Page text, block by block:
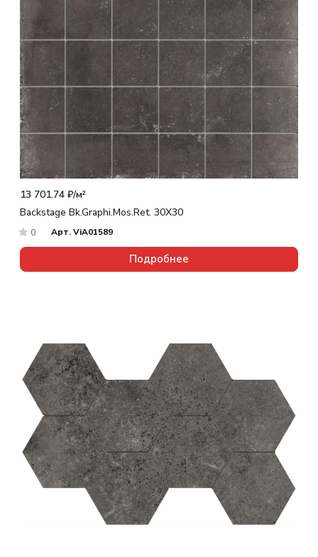
13 701.74 ₽/м²
Backstage Bk.Graphi.Mos.Ret. 30X30
0 Арт.ViA01589
Подробнее